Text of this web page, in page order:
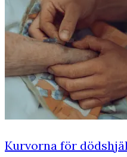
Kurvorna för